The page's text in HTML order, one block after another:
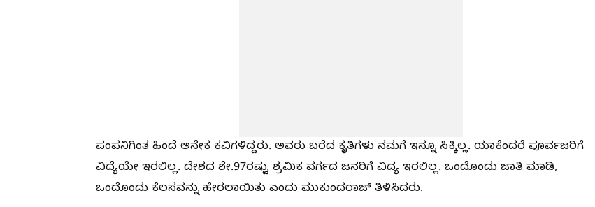
ಪಂಪನಿಗಿಂತ ಹಿಂದೆ ಅನೇಕ ಕವಿಗಳಿದ್ದರು. ಅವರು ಬರೆದ ಕೃತಿಗಳು ನಮಗೆ ಇನ್ನೂ ಸಿಕ್ಕಿಲ್ಲ. ಯಾಕೆಂದರೆ ಪೂರ್ವಜರಿಗೆ
ವಿದ್ಯೆಯೇ ಇರಲಿಲ್ಲ. ದೇಶದ ಶೇ.97ರಷ್ಟು ಶ್ರಮಿಕ ವರ್ಗದ ಜನರಿಗೆ ವಿದ್ಯ ಇರಲಿಲ್ಲ. ಒಂದೊಂದು ಜಾತಿ ಮಾಡಿ,
ಒಂದೊಂದು ಕೆಲಸವನ್ನು ಹೇರಲಾಯಿತು ಎಂದು ಮುಕುಂದರಾಜ್ ತಿಳಿಸಿದರು.